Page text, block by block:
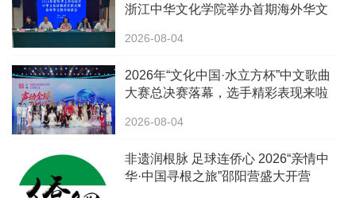
浙江中华文化学院举办首期海外华文
2026-08-04
2026年“文化中国·水立方杯”中文歌曲
大赛总决赛落幕，选手精彩表现来啦
2026-08-04
非遗润根脉 足球连侨心 2026“亲情中
华·中国寻根之旅”邵阳营盛大开营